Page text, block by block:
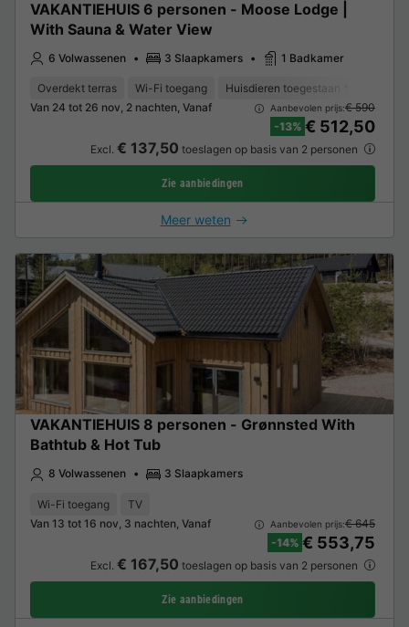
VAKANTIEHUIS 6 personen - Moose Lodge |
With Sauna & Water View
6 Volwassenen 3 Slaapkamers 1 Badkamer
Overdekt terras Wi-Fi toegang Huisdieren toegestaan *
Van 24 tot 26 nov, 2 nachten, Vanaf
Aanbevolen prijs:€ 590
-13% € 512,50
Excl. € 137,50 toeslagen op basis van 2 personen
Zie aanbiedingen
Meer weten
VAKANTIEHUIS 8 personen - Grønnsted With
Bathtub & Hot Tub
8 Volwassenen 3 Slaapkamers
Wi-Fi toegang
TV
Van 13 tot 16 nov, 3 nachten, Vanaf
Aanbevolen prijs:€ 645
-14% € 553,75
Excl. € 167,50 toeslagen op basis van 2 personen
Zie aanbiedingen